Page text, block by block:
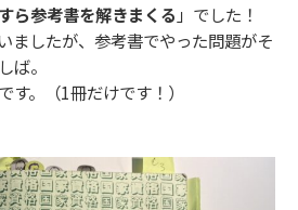
ら参考書を解きまくる 」でした！
ましたが、参考書でやった問題がそ
ば。
。（1冊だけです！）